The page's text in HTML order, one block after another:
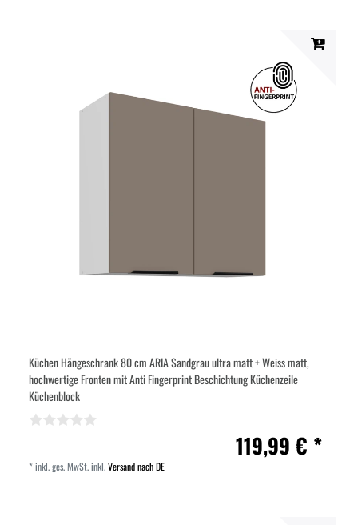
Küchen Hängeschrank 80 cm ARIA Sandgrau ultra matt + Weiss matt,
hochwertige Fronten mit Anti Fingerprint Beschichtung Küchenzeile
Küchenblock
119,99 € *
*inkl. ges. MwSt.inkl.Versand nach DE